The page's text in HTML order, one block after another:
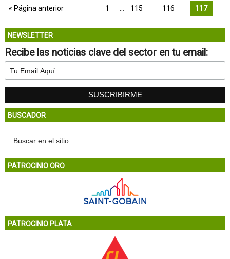
« Página anterior 1 115 116 117
NEWSLETTER
Recibe las noticias clave del sector en tu email:
BUSCADOR
PATROCINIO ORO
PATROCINIO PLATA